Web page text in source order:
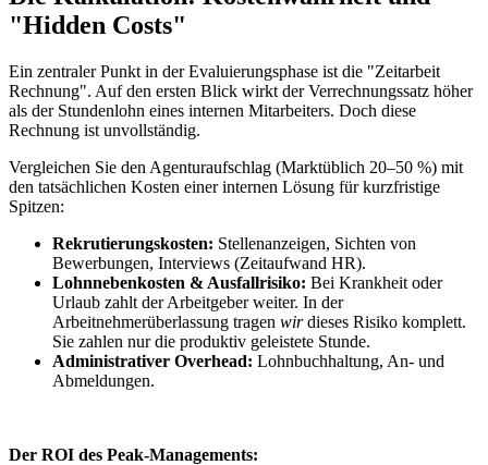
"Hidden Costs"
Ein zentraler Punkt in der Evaluierungsphase ist die "Zeitarbeit
Rechnung". Auf den ersten Blick wirkt der Verrechnungssatz höher
als der Stundenlohn eines internen Mitarbeiters. Doch diese
Rechnung ist unvollständig.
Vergleichen Sie den Agenturaufschlag (Marktüblich 20–50 %) mit
den tatsächlichen Kosten einer internen Lösung für kurzfristige
Spitzen:
Rekrutierungskosten: Stellenanzeigen, Sichten von
Bewerbungen, Interviews (Zeitaufwand HR).
Lohnnebenkosten & Ausfallrisiko: Bei Krankheit oder
Urlaub zahlt der Arbeitgeber weiter. In der
Arbeitnehmerüberlassung tragen wirdieses Risiko komplett.
Sie zahlen nur die produktiv geleistete Stunde.
Administrativer Overhead: Lohnbuchhaltung, An- und
Abmeldungen.
Der ROI des Peak-Managements: